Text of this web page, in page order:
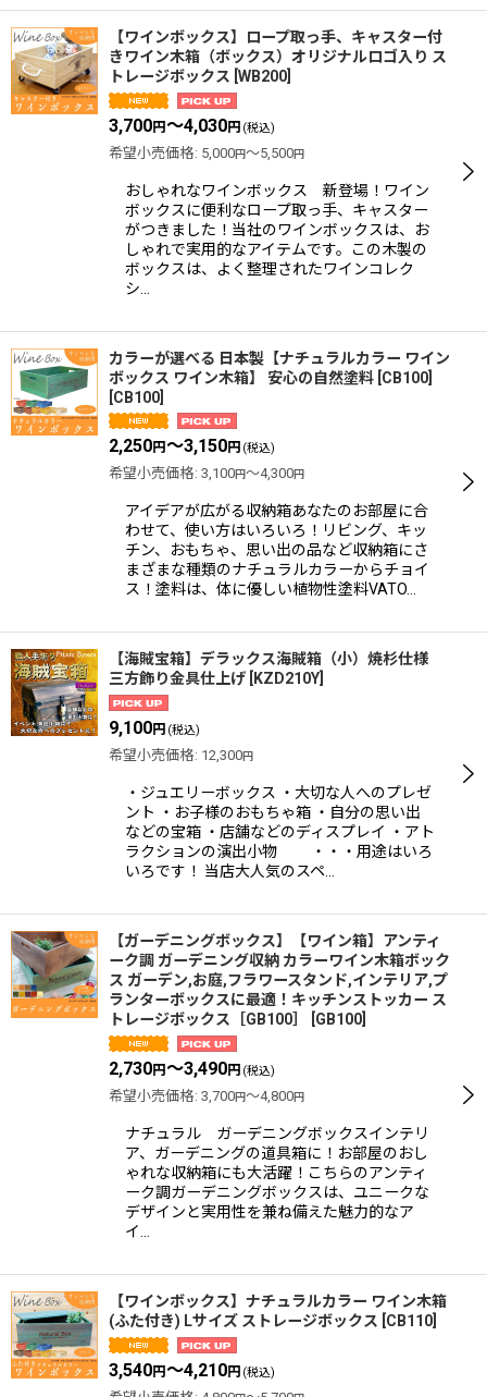
【ワインボックス】ロープ取っ手、キャスター付
きワイン木箱（ボックス）オリジナルロゴ入り ス
トレージボックス WB200
3,700円～4,030円 (税込)
希望小売価格: 5,000円～5,500円
おしゃれなワインボックス 新登場！ワイン
ボックスに便利なロープ取っ手、キャスター
がつきました！当社のワインボックスは、お
しゃれで実用的なアイテムです。この木製の
ボックスは、よく整理されたワインコレク
シ…
カラーが選べる 日本製【ナチュラルカラー ワイン
ボックス ワイン木箱】 安心の自然塗料 [CB100]
[CB100]
2,250円～3,150円 (税込)
希望小売価格: 3,100円～4,300円
アイデアが広がる収納箱あなたのお部屋に合
わせて、使い方はいろいろ！リビング、キッ
チン、おもちゃ、思い出の品など収納箱にさ
まざまな種類のナチュラルカラーからチョイ
ス！塗料は、体に優しい植物性塗料VATO…
【海賊宝箱】デラックス海賊箱（小）焼杉仕様
三方飾り金具仕上げ
KZD210Y
9,100円 (税込)
希望小売価格: 12,300円
・ジュエリーボックス ・大切な人へのプレゼ
ント ・お子様のおもちゃ箱 ・自分の思い出
などの宝箱 ・店舗などのディスプレイ ・アト
ラクションの演出小物 ・・・用途はいろ
いろです！ 当店大人気のスペ…
【ガーデニングボックス】【ワイン箱】アンティ
ーク調 ガーデニング収納 カラーワイン木箱ボック
ス ガーデン,お庭,フラワースタンド,インテリア,プ
ランターボックスに最適！キッチンストッカー ス
トレージボックス［GB100］
GB100
2,730円～3,490円 (税込)
希望小売価格: 3,700円～4,800円
ナチュラル ガーデニングボックスインテリ
ア、ガーデニングの道具箱に！お部屋のおし
ゃれな収納箱にも大活躍！こちらのアンティ
ーク調ガーデニングボックスは、ユニークな
デザインと実用性を兼ね備えた魅力的なア
イ…
【ワインボックス】ナチュラルカラー ワイン木箱
(ふた付き) Lサイズ ストレージボックス CB110
3,540円～4,210円 (税込)